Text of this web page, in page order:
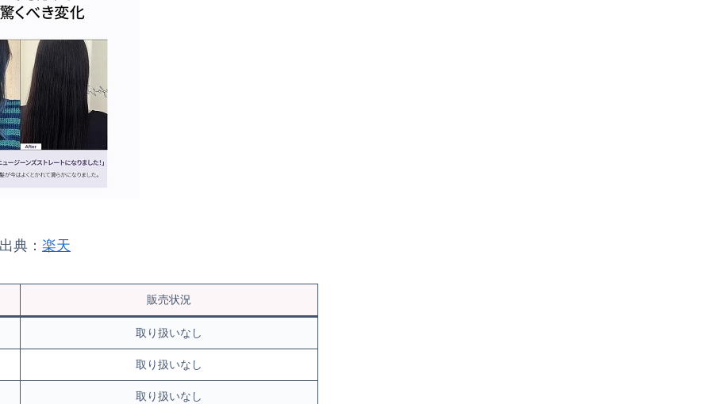
典： 楽天
販売状況
取り扱いなし
取り扱いなし
取り扱いなし